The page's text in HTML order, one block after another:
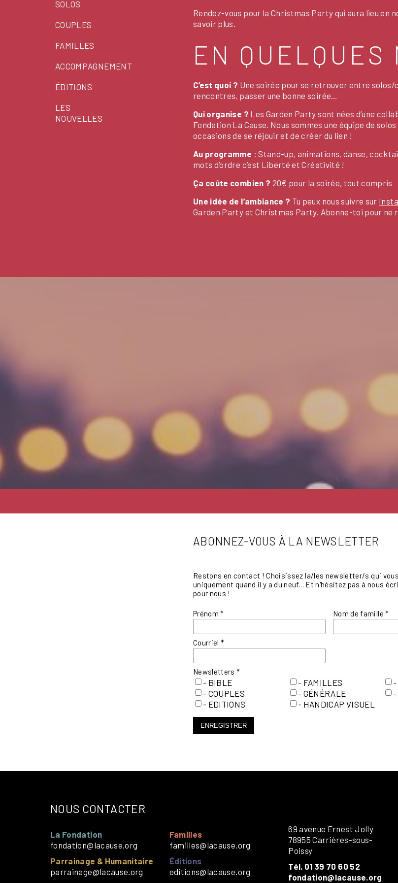
SOLOS
COUPLES
FAMILLES
ACCOMPAGNEMENT
ÉDITIONS
LES
NOUVELLES
Rendez-vous pour la Christmas Party qui aura lieu
savoir plus.
EN QUELQUES
C’est quoi ? Une soirée pour se retrouver entre
rencontres, passer une bonne soirée…
Qui organise ? Les Garden Party sont nées d’une
Fondation La Cause. Nous sommes une équipe de
occasions de se réjouir et de créer du lien !
Au programme : Stand-up, animations, danse,
mots d’ordre c’est Liberté et Créativité !
Ça coûte combien ? 20€ pour la soirée, tout compris
Une idée de l’ambiance ? Tu peux nous suivre sur
Garden Party et Christmas Party. Abonne-toi pour ne
ABONNEZ-VOUS À LA NEWSLETTER
Restons en contact ! Choisissez la/les newsletter/s qui
uniquement quand il y a du neuf... Et n'hésitez pas à nous
pour nous !
Prénom* Nom de famille*
Courriel*
Newsletters*
- BIBLE
- COUPLES
- EDITIONS
- FAMILLES
- GÉNÉRALE
- HANDICAP VISUEL
-
-
ENREGISTRER
NOUS CONTACTER
La Fondation
fondation@lacause.org
Parrainage & Humanitaire
parrainage@lacause.org
Familles
familles@lacause.org
Éditions
editions@lacause.org
69 avenue Ernest Jolly
78955 Carrières-sous-
Poissy
Tél. 01 39 70 60 52
fondation@lacause.org